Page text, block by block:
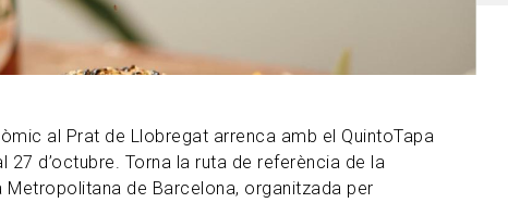
al Prat de Llobregat arrenca amb el QuintoTapa
27 d’octubre. Torna la ruta de referència de la
Metropolitana de Barcelona, organitzada per